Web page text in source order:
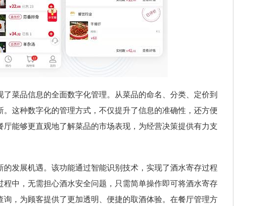
菜品信息的全面数字化管理。从菜品的命名、分类、定价到
这种数字化的管理方式，不仅提升了信息的准确性，还方便
能够更直观地了解菜品的市场表现，为经营决策提供有力支
发展机遇。该功能通过智能识别技术，实现了酒水寄存过程
中，无需担心酒水安全问题，只需简单操作即可将酒水寄存
，为顾客提供了更加透明、便捷的取酒体验。在餐厅管理方